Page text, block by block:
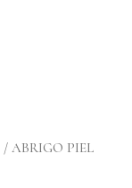
/ ABRIGO PIEL